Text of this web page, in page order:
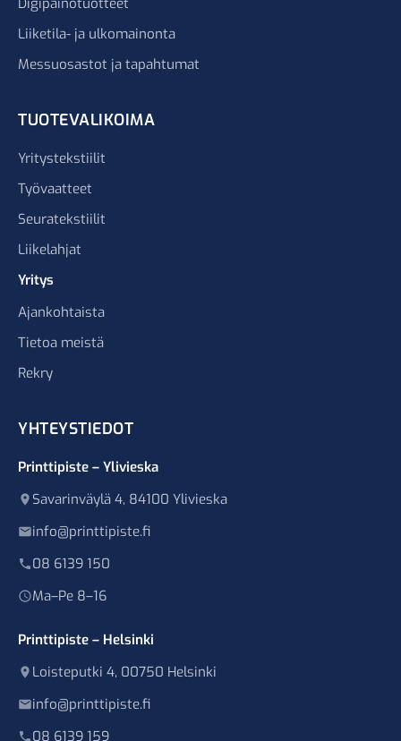
Digipainotuotteet
Liiketila- ja ulkomainonta
Messuosastot ja tapahtumat
TUOTEVALIKOIMA
Yritystekstiilit
Työvaatteet
Seuratekstiilit
Liikelahjat
Yritys
Ajankohtaista
Tietoa meistä
Rekry
YHTEYSTIEDOT
Printtipiste – Ylivieska
Savarinväylä 4, 84100 Ylivieska
info@printtipiste.fi
08 6139 150
Ma–Pe 8–16
Printtipiste – Helsinki
Loisteputki 4, 00750 Helsinki
info@printtipiste.fi
08 6139 159